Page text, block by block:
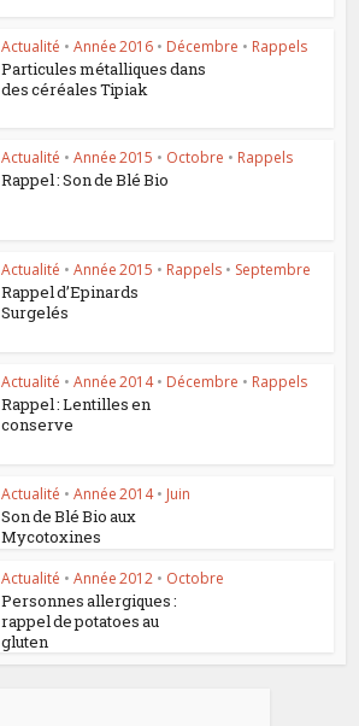
Actualité • Année 2016 • Décembre • Rappels
Particules métalliques dans
des céréales Tipiak
Actualité • Année 2015 • Octobre • Rappels
Rappel : Son de Blé Bio
Actualité • Année 2015 • Rappels • Septembre
Rappel d’Epinards
Surgelés
Actualité • Année 2014 • Décembre • Rappels
Rappel : Lentilles en
conserve
Actualité • Année 2014 • Juin
Son de Blé Bio aux
Mycotoxines
Actualité • Année 2012 • Octobre
Personnes allergiques :
rappel de potatoes au
gluten